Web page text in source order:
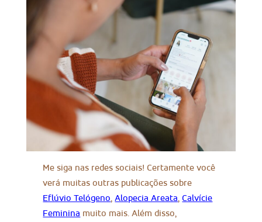
Me siga nas redes sociais! Certamente você
verá muitas outras publicações sobre
Eflúvio Telógeno,Alopecia Areata, Calvície
Feminina muito mais. Além disso,